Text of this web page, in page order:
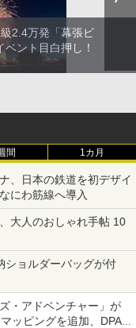
2.4万発「幕張ビ
ント目白押し！
間 1カ月
、日本の鉄道を初デザイ
にわ筋線へ導入
大人のおしゃれ手帖 10
ショルダーバッグが付
・アドベンチャー」が
ッピングを追加、DPA